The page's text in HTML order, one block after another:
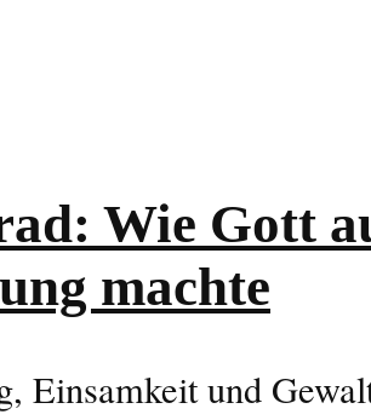
Wie Gott
machte
Einsamkeit und